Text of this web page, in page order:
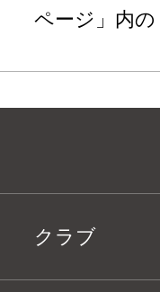
ページ」内
クラブ